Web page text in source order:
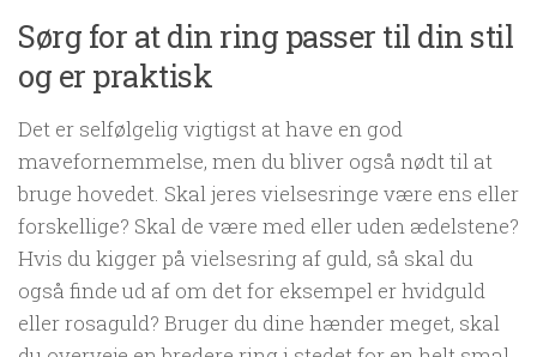
Sørg for at din ring passer til din stil
og er praktisk
Det er selfølgelig vigtigst at have en god
mavefornemmelse, men du bliver også nødt til at
bruge hovedet. Skal jeres vielsesringe være ens eller
forskellige? Skal de være med eller uden ædelstene?
Hvis du kigger på vielsesring af guld, så skal du
også finde ud af om det for eksempel er hvidguld
eller rosaguld? Bruger du dine hænder meget, skal